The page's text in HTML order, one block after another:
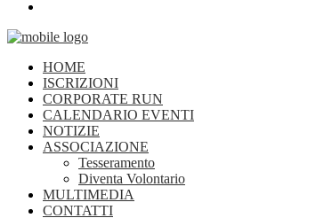
HOME
ISCRIZIONI
CORPORATE RUN
CALENDARIO EVENTI
NOTIZIE
ASSOCIAZIONE
Tesseramento
Diventa Volontario
MULTIMEDIA
CONTATTI